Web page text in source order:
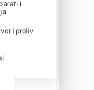
i
i proliv